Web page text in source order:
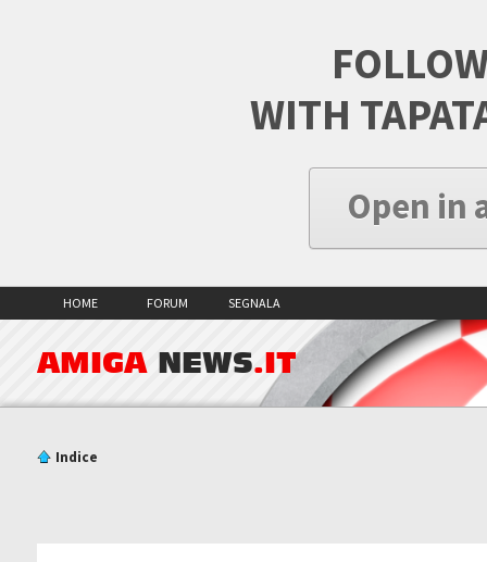
WITH
Open in
HOME FORUM SEGNALA
AMIGA NEWS.IT
Indice